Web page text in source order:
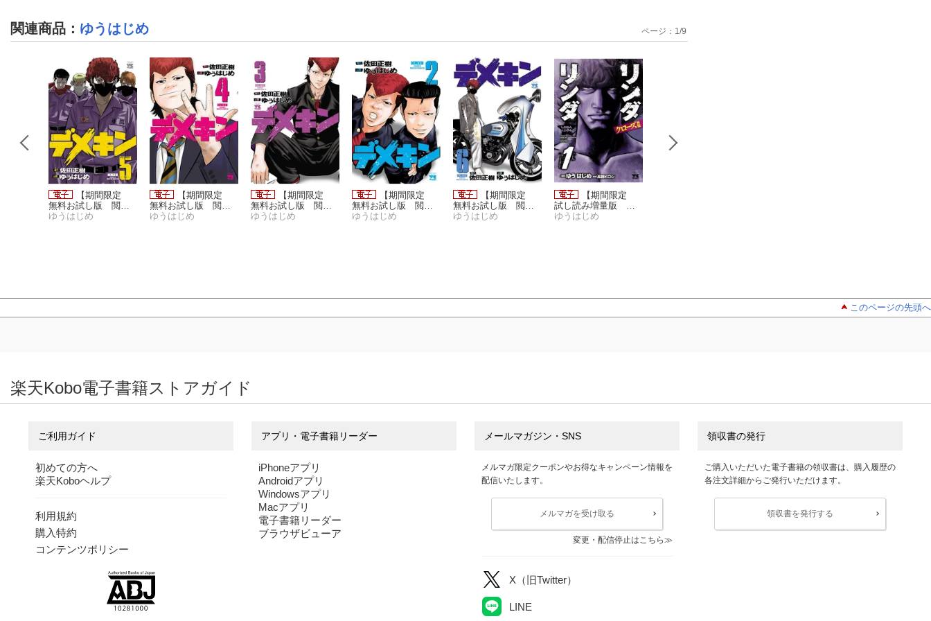
関連商品 ： ゆうはじめ
【期間限定
無料お試し版 閲覧
期限2026年8月17日】
ゆうはじめ
【期間限定
無料お試し版 閲覧
期限2026年8月17日】
ゆうはじめ
【期間限定
無料お試し版 閲覧
期限2026年8月17日】
ゆうはじめ
【期間限定
無料お試し版 閲覧
期限2026年8月17日】
ゆうはじめ
【期間限定
無料お試し版 閲覧
期限2026年8月17日】
ゆうはじめ
【期間限定
試し読み増量版 閲
覧期限2026年8月17
ゆうはじめ
ページ： 1 /9
このページの先頭へ
楽天Kobo電子書籍ストアガイド
ご利用ガイド
初めての方へ
楽天Koboヘルプ
利用規約
購入特約
コンテンツポリシー
アプリ・電子書籍リーダー
iPhoneアプリ
Androidアプリ
Windowsアプリ
Macアプリ
電子書籍リーダー
ブラウザビューア
メールマガジン・SNS
メルマガ限定クーポンやお得なキャンペーン情報を
配信いたします。
メルマガを受け取る
変更・配信停止はこちら
X（旧Twitter）
LINE
領収書の発行
ご購入いただいた電子書籍の領収書は、購入履歴の
各注文詳細からご発行いただけます。
領収書を発行する